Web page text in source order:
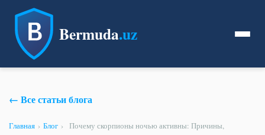
Bermuda.uz
← Все статьи блога
Главная › Блог ›
Почему скорпионы ночью активны: Причины,